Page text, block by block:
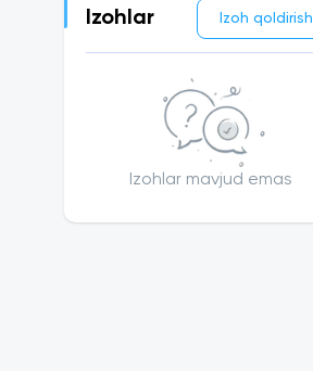
Izohlar Izoh qoldirish
Izohlar mavjud emas